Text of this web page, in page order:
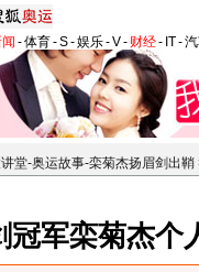
-体育-S-娱乐-V- 财经- IT-
堂-奥运故事-栾菊杰扬眉剑出鞘
冠军栾菊杰个